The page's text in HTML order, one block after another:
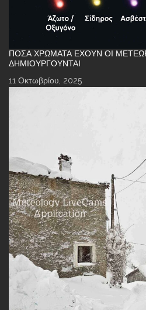
ΠΌΣΑ ΧΡΏΜΑΤΑ ΈΧΟΥΝ ΟΙ
ΔΗΜΙΟΥΡΓΟΎΝΤΑΙ
11 Οκτωβρίου, 2025